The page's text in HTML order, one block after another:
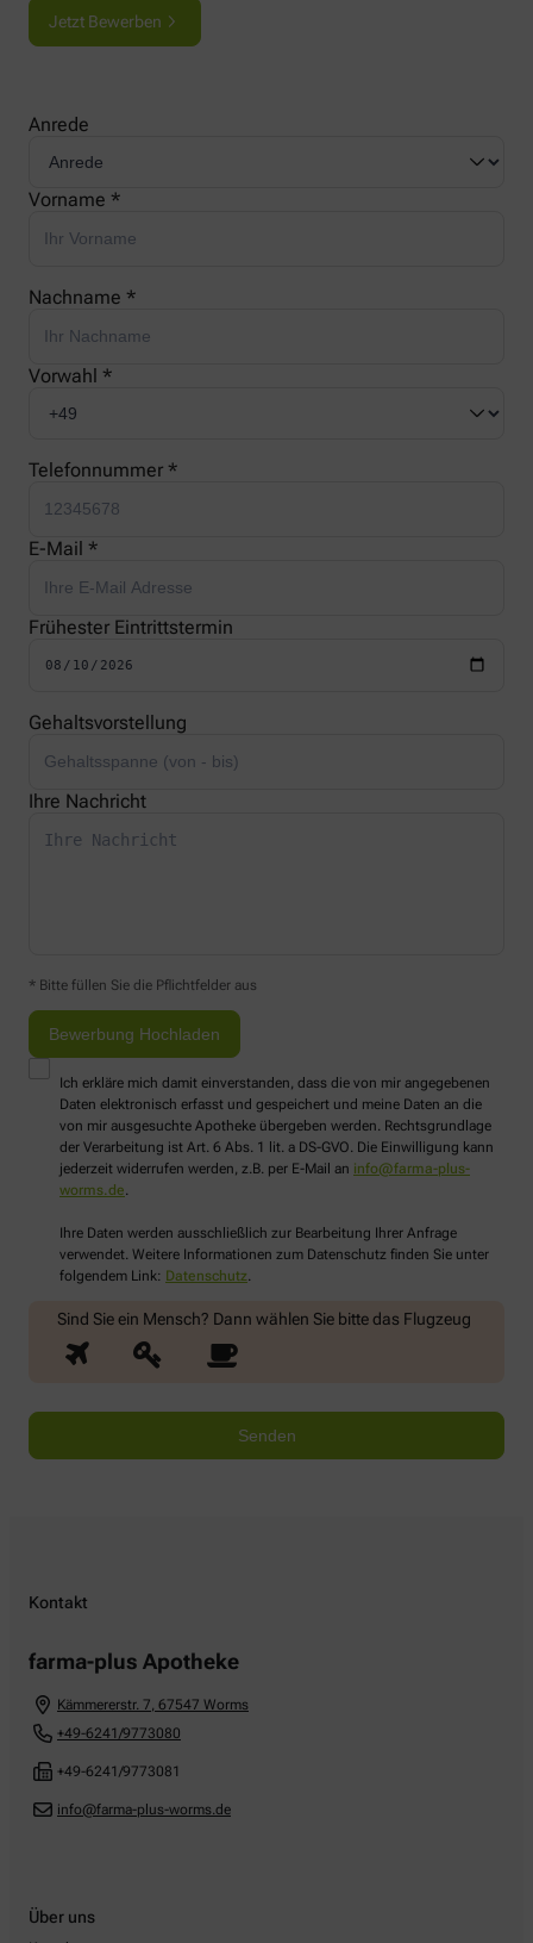
Jetzt Bewerben
Anrede
Vorname *
Nachname *
Vorwahl *
Telefonnummer *
E-Mail *
Frühester Eintrittstermin
Gehaltsvorstellung
Ihre Nachricht
* Bitte füllen Sie die Pflichtfelder aus
Ich erkläre mich damit einverstanden, dass die von mir angegebenen
Daten elektronisch erfasst und gespeichert und meine Daten an die
von mir ausgesuchte Apotheke übergeben werden. Rechtsgrundlage
der Verarbeitung ist Art. 6 Abs. 1 lit. a DS-GVO. Die Einwilligung kann
jederzeit widerrufen werden, z.B. per E-Mail an info@farma-plus-
worms.de.
Ihre Daten werden ausschließlich zur Bearbeitung Ihrer Anfrage
verwendet. Weitere Informationen zum Datenschutz finden Sie unter
folgendem Link: Datenschutz.
Sind Sie ein Mensch? Dann wählen Sie bittedas Flugzeug
Kontakt
farma-plus Apotheke
Kämmererstr. 7, 67547 Worms
+49-6241/9773080
+49-6241/9773081
info@farma-plus-worms.de
Über uns